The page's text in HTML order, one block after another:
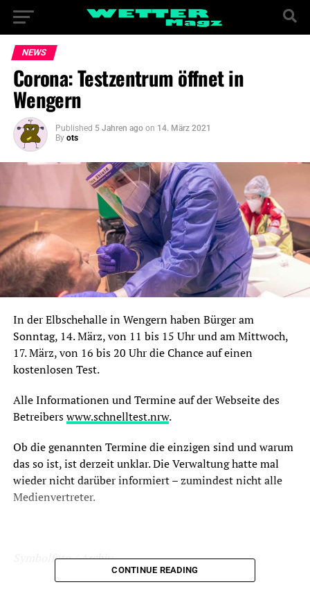
NEWS
Corona: Testzentrum öffnet in
Wengern
Published 5 Jahren ago on 14. März 2021
By ots
In der Elbschehalle in Wengern haben Bürger am
Sonntag, 14. März, von 11 bis 15 Uhr und am Mittwoch,
17. März, von 16 bis 20 Uhr die Chance auf einen
kostenlosen Test.
Alle Informationen und Termine auf der Webseite des
Betreiberswww.schnelltest.nrw.
Ob die genannten Termine die einzigen sind und warum
das so ist, ist derzeit unklar. Die Verwaltung hatte mal
wieder nicht darüber informiert – zumindest nicht alle
Medienvertreter.
Symbolfoto / Archiv
CONTINUE READING